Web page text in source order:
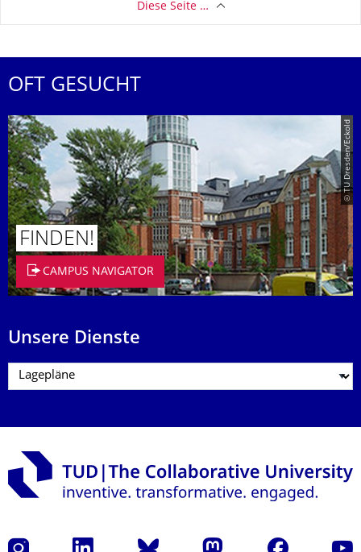
Diese Seite …
OFT GESUCHT
© TU Dresden/Eckold
FINDEN!
CAMPUS NAVIGATOR
Unsere Dienste
Instagram LinkedIn Bluesky Mastodon Facebook